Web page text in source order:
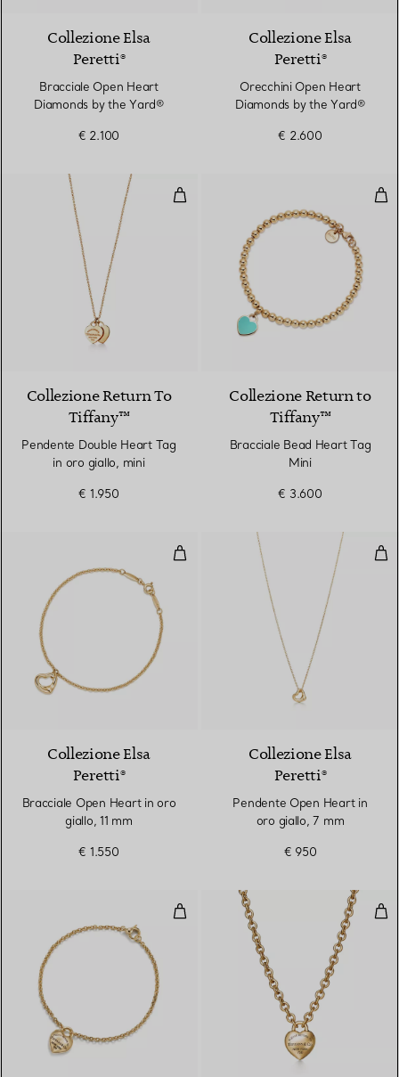
Collezione Elsa
Peretti®
Bracciale Open Heart
Diamonds by the Yard®
€ 2.100
Collezione Elsa
Peretti®
Orecchini Open Heart
Diamonds by the Yard®
€ 2.600
Pendente Double Heart Tag in
Collezione Return To
Tiffany™
Pendente Double Heart Tag
in oro giallo, mini
€ 1.950
Collezione Return to
Tiffany™
Bracciale Bead Heart Tag
Mini
€ 3.600
Bracciale Open Heart in oro
2 Materiali
Collezione Elsa
Peretti®
Bracciale Open Heart in oro
giallo, 11 mm
€ 1.550
Collezione Elsa
Peretti®
Pendente Open Heart in
oro giallo, 7 mm
€ 950
Bracciale Full Heart in oro giallo
2 Materiali